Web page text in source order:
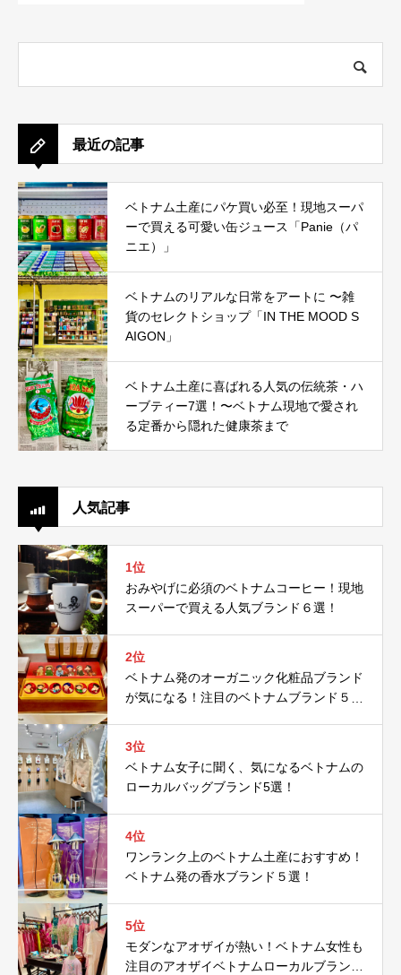
最近の記事
ベトナム土産にパケ買い必至！現地スーパ
ーで買える可愛い缶ジュース「Panie（パ
ニエ）」
ベトナムのリアルな日常をアートに 〜雑
貨のセレクトショップ「IN THE MOOD S
AIGON」
ベトナム土産に喜ばれる人気の伝統茶・ハ
ーブティー7選！〜ベトナム現地で愛され
る定番から隠れた健康茶まで
人気記事
1位
おみやげに必須のベトナムコーヒー！現地
スーパーで買える人気ブランド６選！
2位
ベトナム発のオーガニック化粧品ブランド
が気になる！注目のベトナムブランド５
3位
ベトナム女子に聞く、気になるベトナムの
ローカルバッグブランド5選！
4位
ワンランク上のベトナム土産におすすめ！
ベトナム発の香水ブランド５選！
5位
モダンなアオザイが熱い！ベトナム女性も
注目のアオザイベトナムローカルブランド